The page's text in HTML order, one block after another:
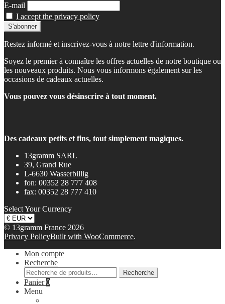
E-mail
I accept the privacy policy
Restez informé et inscrivez-vous à notre lettre d'information.
Soyez le premier à connaître les offres actuelles de notre boutique ou
les nouveaux produits. Nous vous informons également sur les
occasions de cadeaux actuelles.
Vous pouvez vous désinscrire à tout moment.
Des cadeaux petits et fins, tout simplement magiques.
13gramm SARL
39, Grand Rue
L-6630 Wasserbillig
fon: 00352 28 777 408
fax: 00352 28 777 410
Select Your Currency
© 13gramm France 2026
Privacy PolicyBuilt with WooCommerce.
Mon compte
Recherche
Recherche
pour :
Recherche
Panier0
Menu